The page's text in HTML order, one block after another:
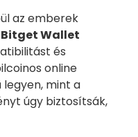
az emberek
Wallet
és
online
legyen, mint a
úgy biztosítsák,